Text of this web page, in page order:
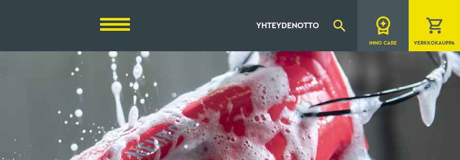
YHTEYDENOTTO
INNO CARE VERKKOKAUPPA